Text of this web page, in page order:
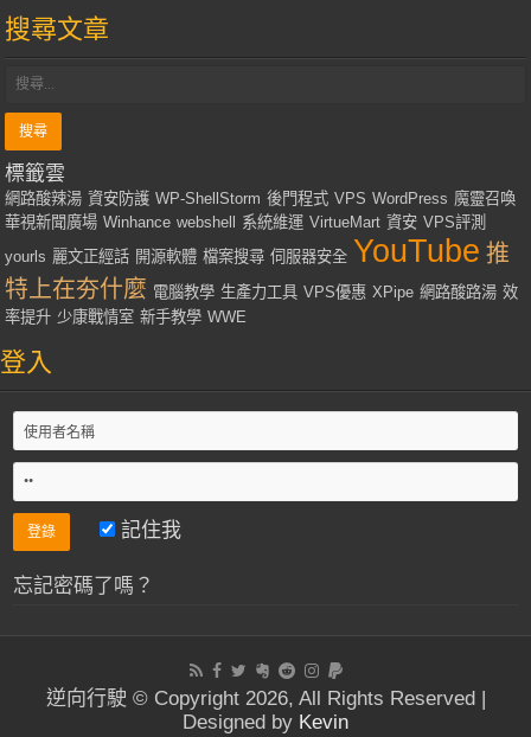
搜尋文章
標籤雲
網路酸辣湯 資安防護 WP-ShellStorm 後門程式 VPS WordPress 魔靈召喚
華視新聞廣場 Winhance webshell 系統維運 VirtueMart 資安 VPS評測
yourls 麗文正經話 開源軟體 檔案搜尋 伺服器安全 YouTube 推
特上在夯什麼 電腦教學 生產力工具 VPS優惠 XPipe 網路酸路湯 效
率提升 少康戰情室 新手教學 WWE
登入
記住我
忘記密碼了嗎？
逆向行駛 © Copyright 2026, All Rights Reserved |
Designed by Kevin